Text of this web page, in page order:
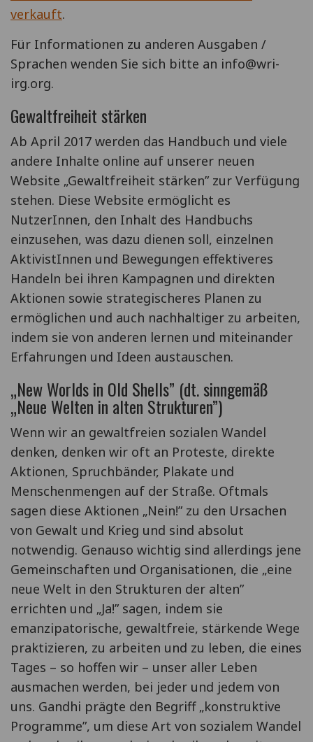
verkauft.
Für Informationen zu anderen Ausgaben /
Sprachen wenden Sie sich bitte an info@wri-
irg.org.
Gewaltfreiheit stärken
Ab April 2017 werden das Handbuch und viele
andere Inhalte online auf unserer neuen
Website „Gewaltfreiheit stärken” zur Verfügung
stehen. Diese Website ermöglicht es
NutzerInnen, den Inhalt des Handbuchs
einzusehen, was dazu dienen soll, einzelnen
AktivistInnen und Bewegungen effektiveres
Handeln bei ihren Kampagnen und direkten
Aktionen sowie strategischeres Planen zu
ermöglichen und auch nachhaltiger zu arbeiten,
indem sie von anderen lernen und miteinander
Erfahrungen und Ideen austauschen.
„New Worlds in Old Shells” (dt. sinngemäß
„Neue Welten in alten Strukturen”)
Wenn wir an gewaltfreien sozialen Wandel
denken, denken wir oft an Proteste, direkte
Aktionen, Spruchbänder, Plakate und
Menschenmengen auf der Straße. Oftmals
sagen diese Aktionen „Nein!” zu den Ursachen
von Gewalt und Krieg und sind absolut
notwendig. Genauso wichtig sind allerdings jene
Gemeinschaften und Organisationen, die „eine
neue Welt in den Strukturen der alten”
errichten und „Ja!” sagen, indem sie
emanzipatorische, gewaltfreie, stärkende Wege
praktizieren, zu arbeiten und zu leben, die eines
Tages – so hoffen wir – unser aller Leben
ausmachen werden, bei jeder und jedem von
uns. Gandhi prägte den Begriff „konstruktive
Programme”, um diese Art von sozialem Wandel